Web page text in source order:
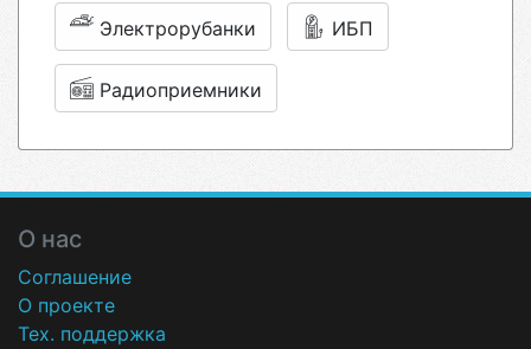
Электрорубанки ИБП
Радиоприемники
О нас
Соглашение
О проекте
Тех. поддержка